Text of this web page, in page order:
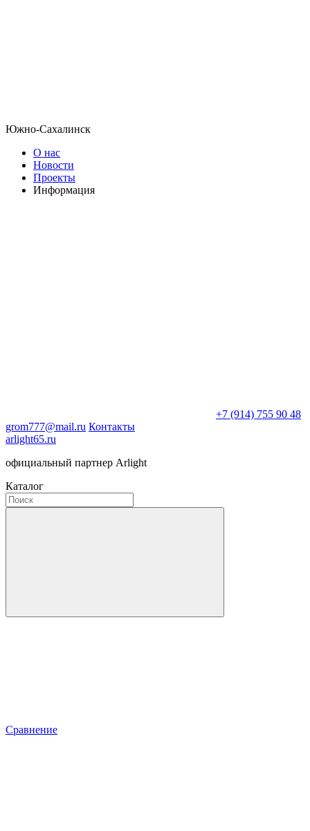
Южно-Сахалинск
О нас
Новости
Проекты
Информация
+7 (914) 755 90 48
grom777@mail.ru Контакты
arlight65.ru
официальный партнер Arlight
Каталог
Сравнение